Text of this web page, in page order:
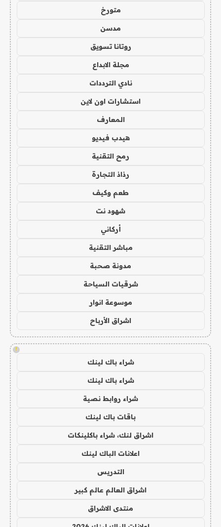
متورخ
مدسن
روتانا تسويق
مجلة الابداع
نادي الترددات
استشارات اون لاين
المعارف
هيدب فيديو
رمح التقنية
رذاذ التجارة
طعم وكيف
شهود نت
أركاني
مباشر التقنية
مدونة صحبة
شرقيات السياحة
موسوعة انوار
اشراق الأرباح
!
شراء باك لينك
شراء باك لينك
شراء روابط نصية
باقات باك لينك
اشراق لنك، شراء باكلينكات
اعلانات الباك لينك
التدريس
اشراق العالم عالم كبير
منتدى الاشراق